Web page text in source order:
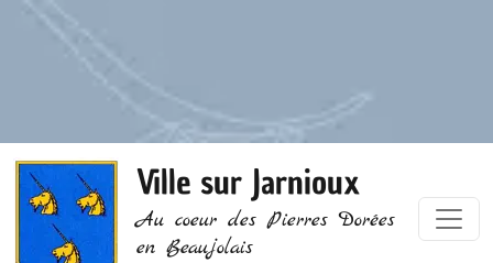
Ville sur Jarnioux
Au coeur des Pierres Dorées
en Beaujolais